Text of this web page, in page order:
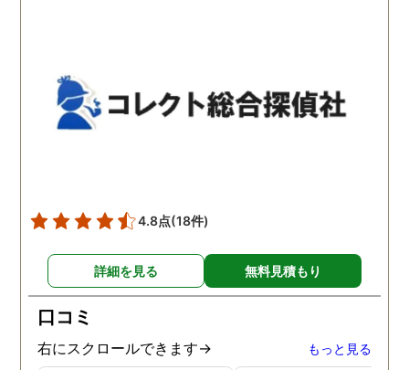
た私のケアをしっかりして
くださったおかげで、今は
元気に過ごせています。
して良かったと思ってい
4.8点(18件)
詳細を見る 無料見積もり
口コミ
右にスクロールできます→ もっと見る